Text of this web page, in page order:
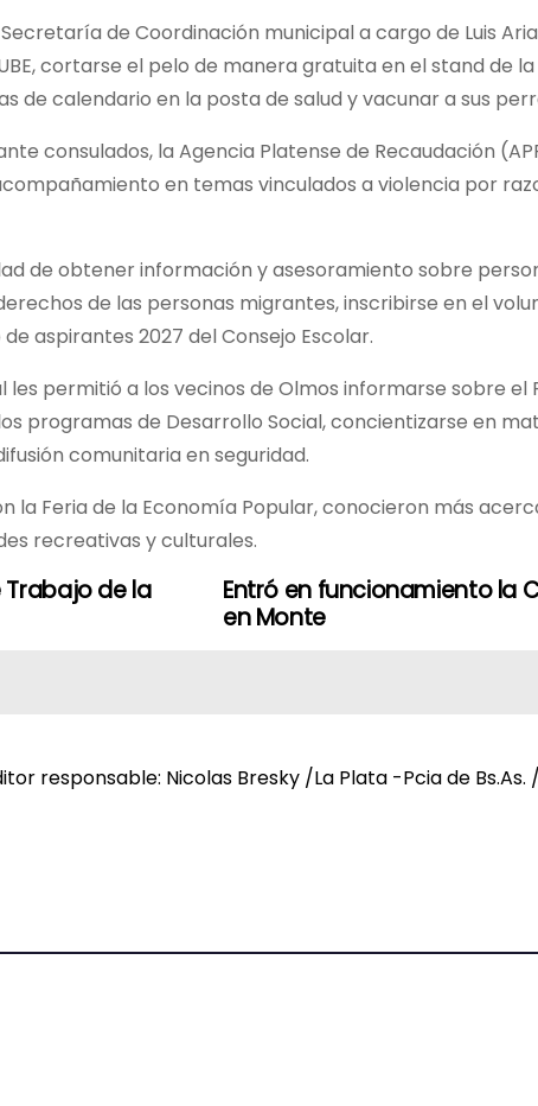
de Coordinación municipal a cargo de Luis
cortarse el pelo de manera gratuita en el stand de
de calendario en la posta de salud y vacunar a sus
consulados, la Agencia Platense de Recaudación
en temas vinculados a violencia por
de obtener información y asesoramiento sobre
de las personas migrantes, inscribirse en el
aspirantes 2027 del Consejo Escolar.
permitió a los vecinos de Olmos informarse sobre el
programas de Desarrollo Social, concientizarse en
comunitaria en seguridad.
la Feria de la Economía Popular, conocieron más
recreativas y culturales.
Entró en funcionamiento la
en Monte
de la
responsable: Nicolas Bresky /La Plata -Pcia de